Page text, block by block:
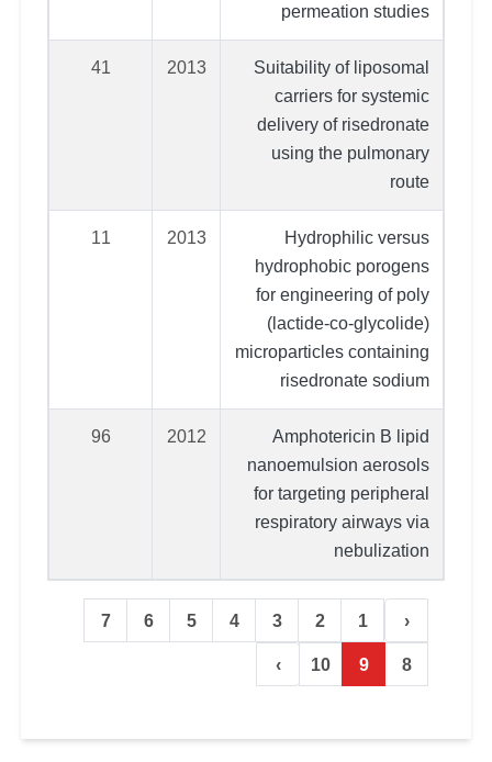
permeation studies
Suitability of liposomal
carriers for systemic
delivery of risedronate
using the pulmonary
route
2013
41
Hydrophilic versus
hydrophobic porogens
for engineering of poly
(lactide-co-glycolide)
microparticles containing
risedronate sodium
2013
11
Amphotericin B lipid
nanoemulsion aerosols
for targeting peripheral
respiratory airways via
nebulization
2012
96
‹
1
2
3
4
5
6
7
8
9
10
›